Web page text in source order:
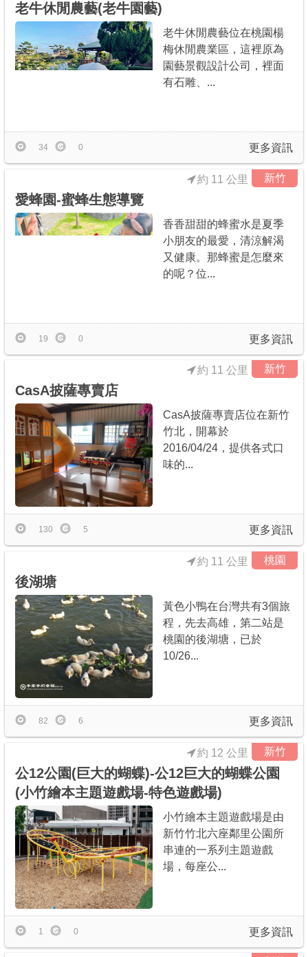
老牛休閒農藝(老牛園藝)
老牛休閒農藝位在桃園楊
梅休閒農業區，這裡原為
園藝景觀設計公司，裡面
有石雕、...
更多資訊
34 0
新竹
約 11 公里
愛蜂園-蜜蜂生態導覽
香香甜甜的蜂蜜水是夏季
小朋友的最愛，清涼解渴
又健康。那蜂蜜是怎麼來
的呢？位...
更多資訊
19 0
新竹
約 11 公里
CasA披薩專賣店
CasA披薩專賣店位在新竹
竹北，開幕於
2016/04/24，提供各式口
味的...
更多資訊
130 5
桃園
約 11 公里
後湖塘
黃色小鴨在台灣共有3個旅
程，先去高雄，第二站是
桃園的後湖塘，已於
10/26...
更多資訊
82 6
新竹
約 12 公里
公12公園(巨大的蝴蝶)-公12巨大的蝴蝶公園
(小竹繪本主題遊戲場-特色遊戲場)
小竹繪本主題遊戲場是由
新竹竹北六座鄰里公園所
串連的一系列主題遊戲
場，每座公...
更多資訊
1 0